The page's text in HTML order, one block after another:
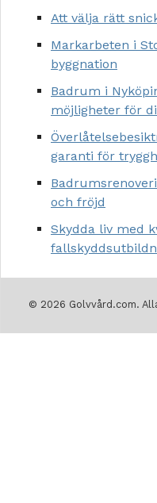
Att välja rätt
Markarbeten i
byggnation
Badrum i
möjligheter för
garanti för
och fröjd
Skydda liv med
© 2026 Golvvård.com.